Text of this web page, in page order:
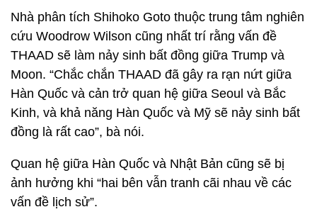
Nhà phân tích Shihoko Goto thuộc trung tâm nghiên
cứu Woodrow Wilson cũng nhất trí rằng vấn đề
THAAD sẽ làm nảy sinh bất đồng giữa Trump và
Moon. “Chắc chắn THAAD đã gây ra rạn nứt giữa
Hàn Quốc và cản trở quan hệ giữa Seoul và Bắc
Kinh, và khả năng Hàn Quốc và Mỹ sẽ nảy sinh bất
đồng là rất cao”, bà nói.
Quan hệ giữa Hàn Quốc và Nhật Bản cũng sẽ bị
ảnh hưởng khi “hai bên vẫn tranh cãi nhau về các
vấn đề lịch sử”.